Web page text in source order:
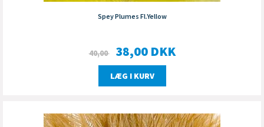
Spey Plumes Fl.Yellow
40,00 38,00 DKK
LÆG I KURV